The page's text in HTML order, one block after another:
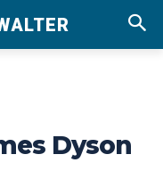
Dyson